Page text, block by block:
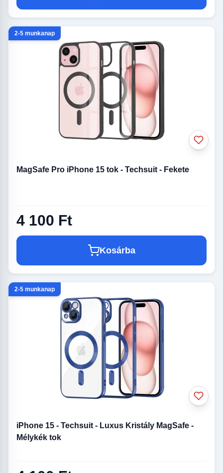
2-5 munkanap
MagSafe Pro iPhone 15 tok - Techsuit - Fekete
4 100 Ft
Kosárba
2-5 munkanap
iPhone 15 - Techsuit - Luxus Kristály MagSafe -
Mélykék tok